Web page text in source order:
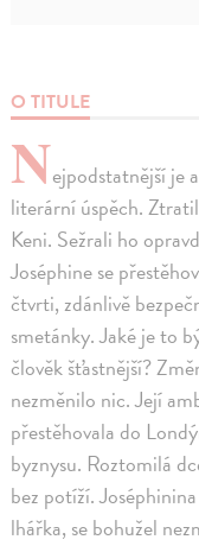
O TITULE
Nejpodstatnější je
literární úspěch.
Keni. Sežrali ho
Joséphine se
čtvrti, zdánlivě
smetánky. Jaké je to
člověk šťastnější?
nezměnilo nic. Její
přestěhovala do
byznysu. Roztomilá
bez potíží.
lhářka, se bohužel